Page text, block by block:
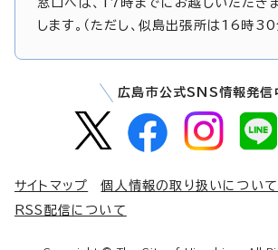
します。（ただし、似島出張所は16時30
広島市公式SNS情報発信
サイトマップ 個人情報の取り扱いについて
RSS配信について